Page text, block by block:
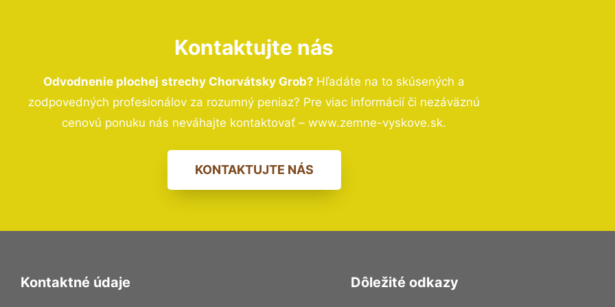
Kontaktujte nás
Odvodnenie plochej strechy Chorvátsky Grob? Hľadáte na to skúsených a
zodpovedných profesionálov za rozumný peniaz? Pre viac informácií či nezáväznú
cenovú ponuku nás neváhajte kontaktovať – www.zemne-vyskove.sk.
KONTAKTUJTE NÁS
Kontaktné údaje Dôležité odkazy